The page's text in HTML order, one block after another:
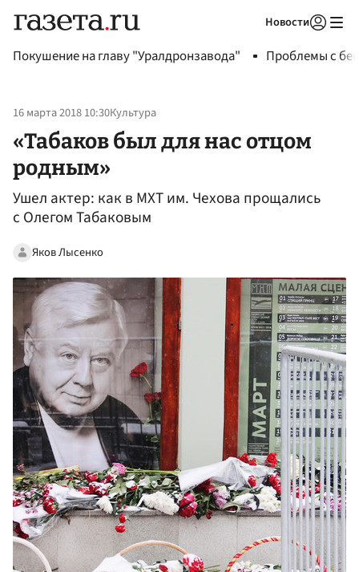
Новости
Покушение на главу "Уралдронзавода" Проблемы с
16 марта 2018 10:30Культура
«Табаков был для нас отцом
родным»
Ушел актер: как в МХТ им. Чехова прощались
с Олегом Табаковым
Яков Лысенко